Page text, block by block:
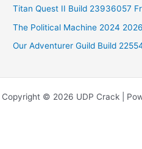
Titan Quest II Build 23936057
The Political Machine 2024
Our Adventurer Guild Build
Copyright © 2026 UDP Crack |